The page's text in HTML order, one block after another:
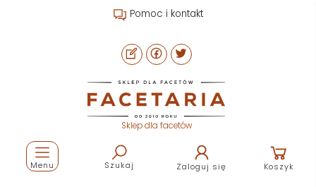
Pomoc i kontakt
Sklep dla facetów
Szukaj Zaloguj się Koszyk
Menu